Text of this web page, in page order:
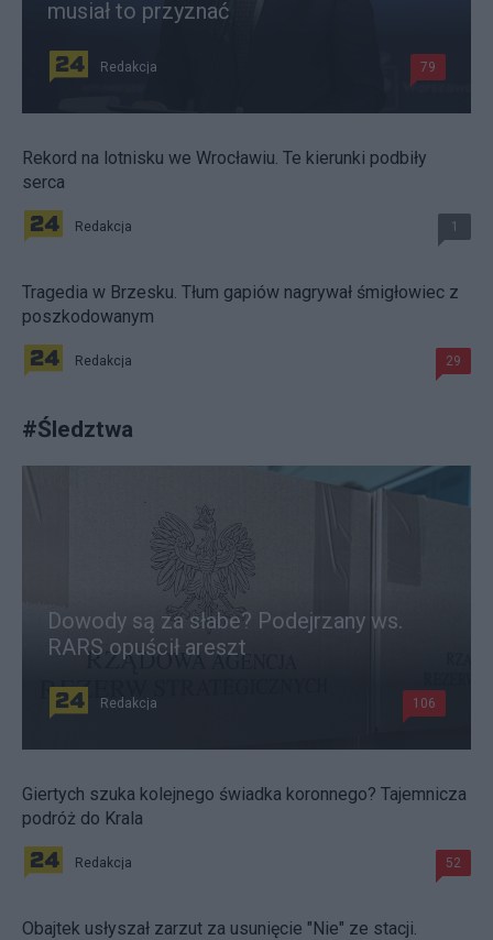
musiał to przyznać
Redakcja 79
Rekord na lotnisku we Wrocławiu. Te kierunki podbiły
serca
Redakcja 1
Tragedia w Brzesku. Tłum gapiów nagrywał śmigłowiec z
poszkodowanym
Redakcja 29
#Śledztwa
Dowody są za słabe? Podejrzany ws.
RARS opuścił areszt
Redakcja 106
Giertych szuka kolejnego świadka koronnego? Tajemnicza
podróż do Krala
Redakcja 52
Obajtek usłyszał zarzut za usunięcie "Nie" ze stacji.